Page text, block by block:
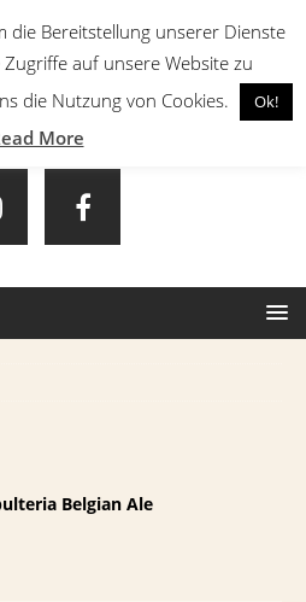
Belgian Ale
die Bereitstellung unserer Dienste
auf unsere Website zu
die Nutzung von Cookies.
Ok!
More